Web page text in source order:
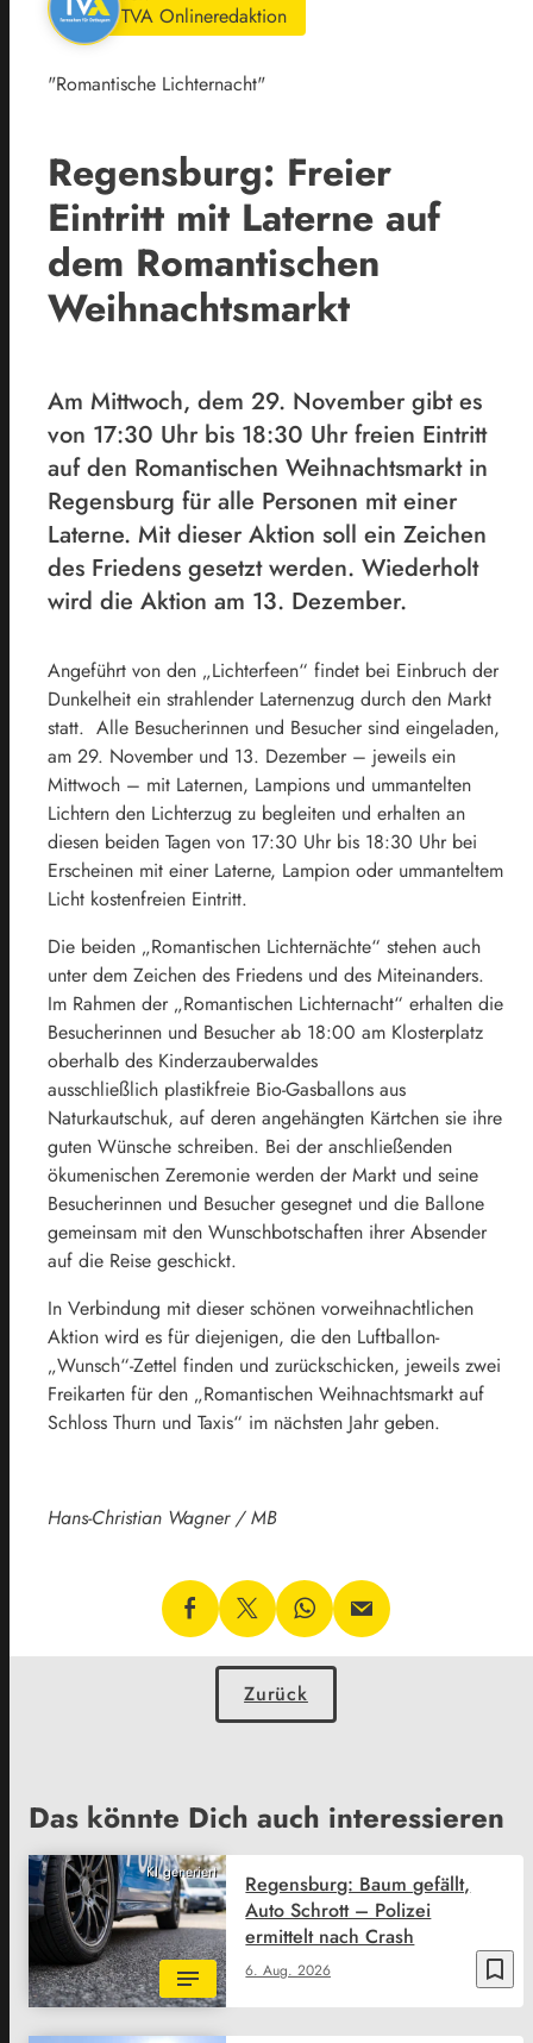
TVA Onlineredaktion
"Romantische Lichternacht"
Regensburg: Freier
Eintritt mit Laterne auf
dem Romantischen
Weihnachtsmarkt
Am Mittwoch, dem 29. November gibt es
von 17:30 Uhr bis 18:30 Uhr freien Eintritt
auf den Romantischen Weihnachtsmarkt in
Regensburg für alle Personen mit einer
Laterne. Mit dieser Aktion soll ein Zeichen
des Friedens gesetzt werden. Wiederholt
wird die Aktion am 13. Dezember.
Angeführt von den „Lichterfeen“ findet bei Einbruch der
Dunkelheit ein strahlender Laternenzug durch den Markt
statt. Alle Besucherinnen und Besucher sind eingeladen,
am 29. November und 13. Dezember – jeweils ein
Mittwoch – mit Laternen, Lampions und ummantelten
Lichtern den Lichterzug zu begleiten und erhalten an
diesen beiden Tagen von 17:30 Uhr bis 18:30 Uhr bei
Erscheinen mit einer Laterne, Lampion oder ummanteltem
Licht kostenfreien Eintritt.
Die beiden „Romantischen Lichternächte“ stehen auch
unter dem Zeichen des Friedens und des Miteinanders.
Im Rahmen der „Romantischen Lichternacht“ erhalten die
Besucherinnen und Besucher ab 18:00 am Klosterplatz
oberhalb des Kinderzauberwaldes
ausschließlich plastikfreie Bio-Gasballons aus
Naturkautschuk, auf deren angehängten Kärtchen sie ihre
guten Wünsche schreiben. Bei der anschließenden
ökumenischen Zeremonie werden der Markt und seine
Besucherinnen und Besucher gesegnet und die Ballone
gemeinsam mit den Wunschbotschaften ihrer Absender
auf die Reise geschickt.
In Verbindung mit dieser schönen vorweihnachtlichen
Aktion wird es für diejenigen, die den Luftballon-
„Wunsch“-Zettel finden und zurückschicken, jeweils zwei
Freikarten für den „Romantischen Weihnachtsmarkt auf
Schloss Thurn und Taxis“ im nächsten Jahr geben.
Hans-Christian Wagner / MB
Zurück
Das könnte Dich auch interessieren
KI generiert
bookmark_border
6. Aug. 2026
Regensburg: Baum gefällt,
Auto Schrott – Polizei
ermittelt nach Crash